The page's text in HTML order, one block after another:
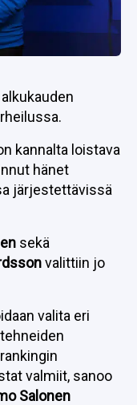
kannalta loistava
hänet
järjestettävissä
sekä
valittiin jo
valita eri
valmiit, sanoo
Salonen